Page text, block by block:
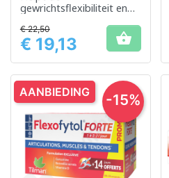
gewrichtsflexibiliteit en
ondersteunen
Prijs
€ 22,50
€ 19,13 
AANBIEDING -15%